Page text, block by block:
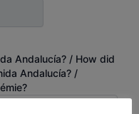
Andalucía? / How did
Andalucía? /